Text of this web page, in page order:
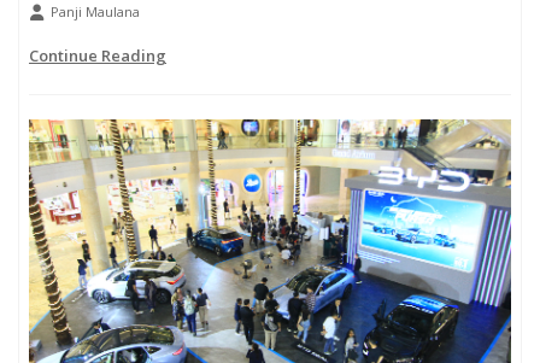
Panji Maulana
Continue Reading